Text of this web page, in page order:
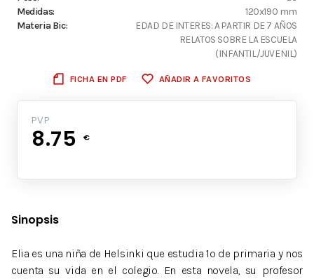
Medidas:
120x190 mm
Materia Bic:
EDAD DE INTERES: A PARTIR DE 7 AÑOS
RELATOS SOBRE LA ESCUELA
(INFANTIL/JUVENIL)
FICHA EN PDF AÑADIR A FAVORITOS
PVP
8.75 €
Sinopsis
Elia es una niña de Helsinki que estudia 1º de primaria y nos
cuenta su vida en el colegio. En esta novela, su profesor